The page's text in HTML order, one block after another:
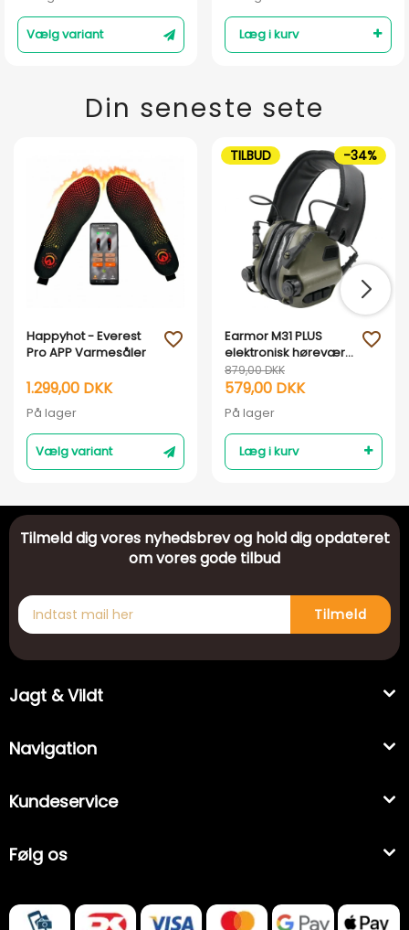
Vælg variant Læg i kurv
Din seneste sete
Happyhot - Everest
Pro APP Varmesåler
1.299,00 DKK
På lager
Vælg variant
favorite_outline
Earmor M31 PLUS
elektronisk høreværn
- Armygrøn
879,00 DKK
579,00 DKK
På lager
Læg i kurv
favorite_outline
TILBUD -34%
Tilmeld dig vores nyhedsbrev og hold dig opdateret
om vores gode tilbud
Tilmeld
Jagt & Vildt
Navigation
Kundeservice
Følg os